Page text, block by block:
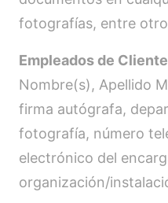
fotografías, entre
Empleados de
Nombre(s), Apellido
firma autógrafa,
fotografía, número
electrónico del
organización/